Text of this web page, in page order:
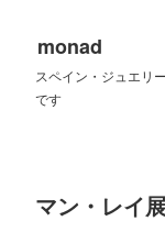
monad
スペイン・ジュエリ
です
マン・レイ